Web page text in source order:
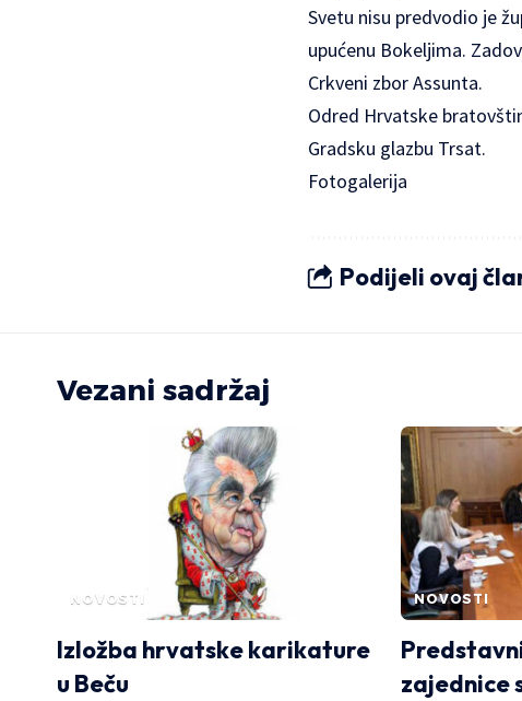
Svetu nisu predvodio je
upućenu Bokeljima.
Crkveni zbor Assunta.
Odred Hrvatske
Gradsku glazbu Trsat.
Fotogalerija
Podijeli ovaj
Vezani sadržaj
NOVOSTI
Izložba hrvatske karikature
u Beču
NOVOSTI
zajednice